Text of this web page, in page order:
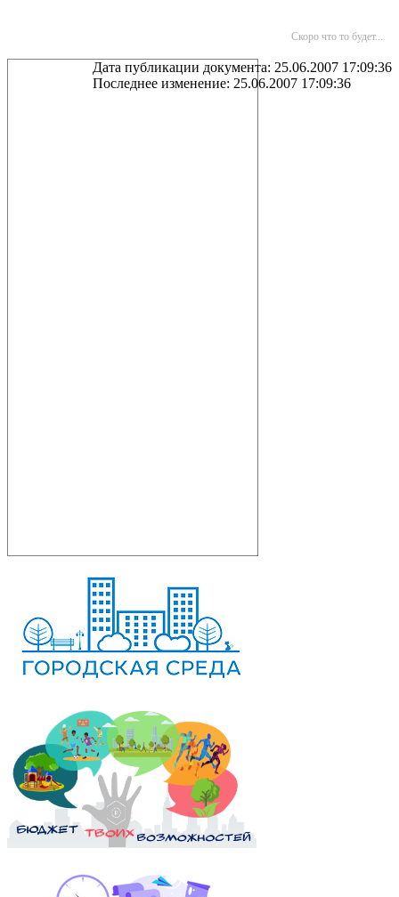
Скоро что то будет...
Дата публикации документа: 25.06.2007 17:09:36
Последнее изменение: 25.06.2007 17:09:36